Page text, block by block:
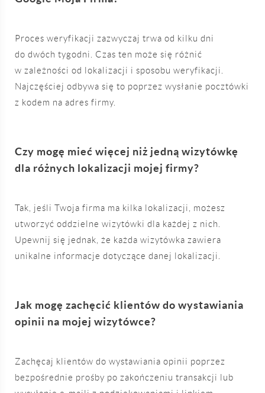
Proces weryfikacji zazwyczaj trwa od kilku dni
do dwóch tygodni. Czas ten może się różnić
w zależności od lokalizacji i sposobu weryfikacji.
Najczęściej odbywa się to poprzez wysłanie pocztówki
z kodem na adres firmy.
Czy mogę mieć więcej niż jedną wizytówkę
dla różnych lokalizacji mojej firmy?
Tak, jeśli Twoja firma ma kilka lokalizacji, możesz
utworzyć oddzielne wizytówki dla każdej z nich.
Upewnij się jednak, że każda wizytówka zawiera
unikalne informacje dotyczące danej lokalizacji.
Jak mogę zachęcić klientów do wystawiania
opinii na mojej wizytówce?
Zachęcaj klientów do wystawiania opinii poprzez
bezpośrednie prośby po zakończeniu transakcji lub